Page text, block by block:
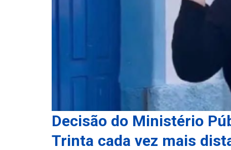
Decisão do Ministério
Trinta cada vez mais